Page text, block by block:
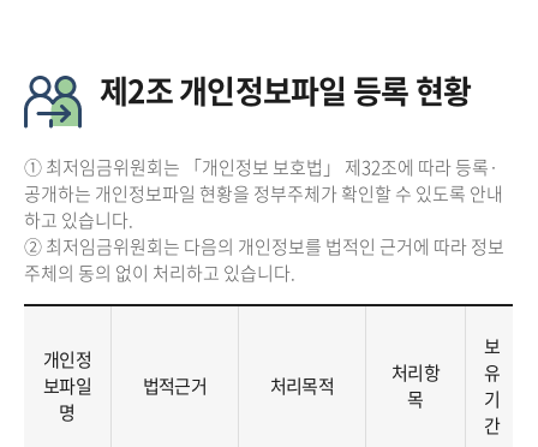
제2조 개인정보파일 등록 현황
① 최저임금위원회는 「개인정보 보호법」 제32조에 따라 등록·
공개하는 개인정보파일 현황을 정부주체가 확인할 수 있도록 안내
하고 있습니다.
② 최저임금위원회는 다음의 개인정보를 법적인 근거에 따라 정보
주체의 동의 없이 처리하고 있습니다.
개인정
보파일
명
법적근거 처리목적
처리항
목
보
유
기
간